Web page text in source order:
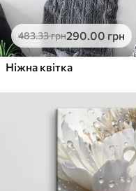
483.33грн290.00 грн
Ніжна квітка